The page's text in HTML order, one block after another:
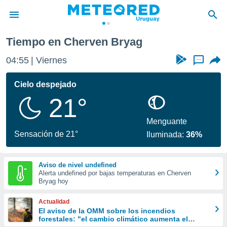
de
ha
calidad.
a este
las
y
forma
digital
basada
Tiempo en Cherven Bryag
04:55 Viernes ...
Cielo despejado
21°
Sensación de 21°
Menguante
Iluminada:36%
Aviso de nivel undefined
Alerta undefined por bajas temperaturas en Cherven
Bryag hoy
Actualidad
El aviso de la OMM sobre los incendios
forestales: "el cambio climático aumenta el